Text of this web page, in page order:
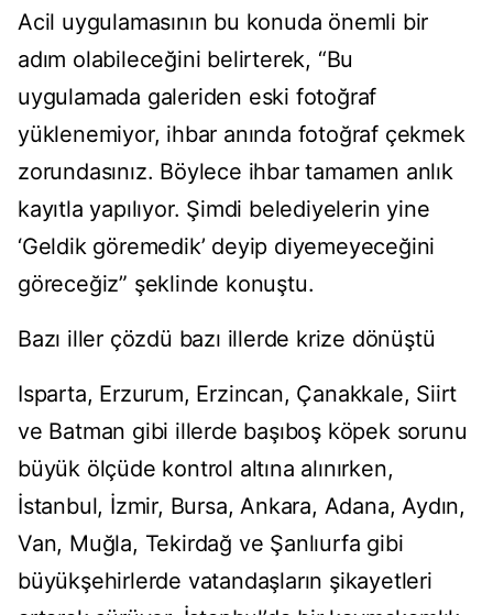
Acil uygulamasının bu konuda önemli bir
adım olabileceğini belirterek, “Bu
uygulamada galeriden eski fotoğraf
yüklenemiyor, ihbar anında fotoğraf çekmek
zorundasınız. Böylece ihbar tamamen anlık
kayıtla yapılıyor. Şimdi belediyelerin yine
‘Geldik göremedik’ deyip diyemeyeceğini
göreceğiz” şeklinde konuştu.
Bazı iller çözdü bazı illerde krize dönüştü
Isparta, Erzurum, Erzincan, Çanakkale, Siirt
ve Batman gibi illerde başıboş köpek sorunu
büyük ölçüde kontrol altına alınırken,
İstanbul, İzmir, Bursa, Ankara, Adana, Aydın,
Van, Muğla, Tekirdağ ve Şanlıurfa gibi
büyükşehirlerde vatandaşların şikayetleri